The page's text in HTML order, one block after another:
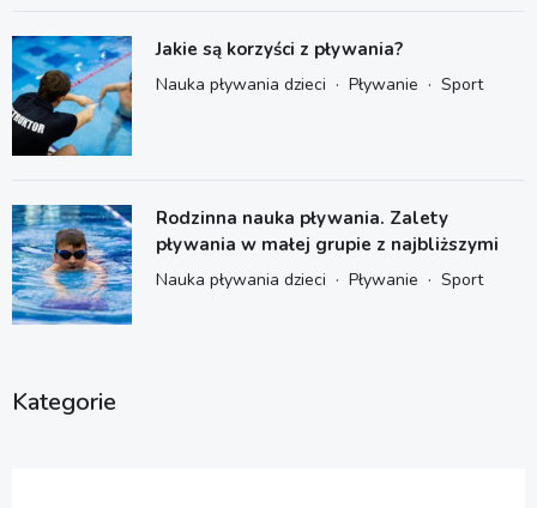
Jakie są korzyści z pływania?
Nauka pływania dzieci · Pływanie · Sport
Rodzinna nauka pływania. Zalety
pływania w małej grupie z najbliższymi
Nauka pływania dzieci · Pływanie · Sport
Kategorie